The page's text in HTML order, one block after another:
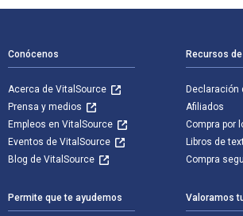
Conócenos
Acerca de VitalSource
Prensa y medios
Empleos en VitalSource
Eventos de VitalSource
Blog de VitalSource
Recursos
Declaración
Afiliados
Compra por
Libros de
Compra
Permite que te ayudemos Valoramos